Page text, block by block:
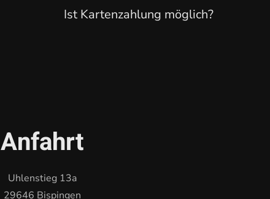
Ist Kartenzahlung möglich?
Anfahrt
Uhlenstieg 13a
29646 Bispingen